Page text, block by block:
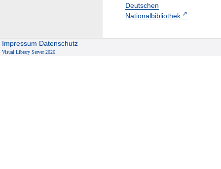
Deutschen
Nationalbibliothek
.
Impressum Datenschutz
Visual Library Server 2026